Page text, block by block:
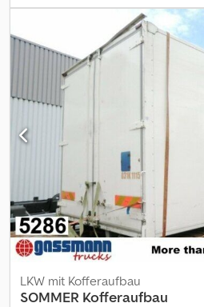
Sonstige, Getriebetyp:Sonstige,
2.450 mm,
1999 , Fahrzeugstandort: Bovenden,
Aufbau: Sommer Wechselbrücke für
ZUBEHÖRANGABEN OHNE
Zwischenverkauf und Irrtümer
LKW mit Kofferaufbau
SOMMER Kofferaufbau